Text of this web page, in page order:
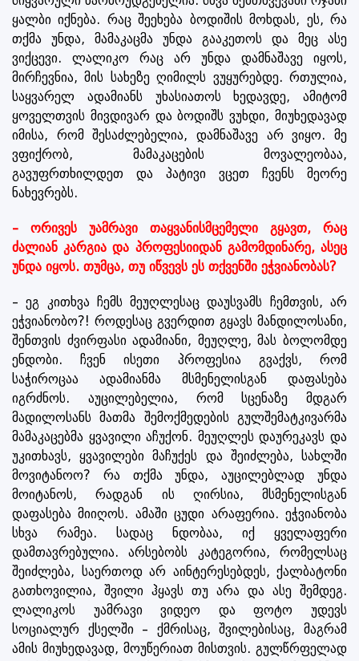
ყალბი იქნება. რაც შეეხება ბოდიშის მოხდას, ეს, რა
თქმა უნდა, მამაკაცმა უნდა გააკეთოს და მეც ასე
ვიქცევი. ლალიკო რაც არ უნდა დამნაშავე იყოს,
მირჩევნია, მის სახეზე ღიმილს ვუყურებდე. რთულია,
საყვარელ ადამიანს უხასიათოს ხედავდე, ამიტომ
ყოველთვის მივდივარ და ბოდიშს ვუხდი, მიუხედავად
იმისა, რომ შესაძლებელია, დამნაშავე არ ვიყო. მე
ვფიქრობ, მამაკაცების მოვალეობაა,
გავუფრთხილდეთ და პატივი ვცეთ ჩვენს მეორე
ნახევრებს.
– ორივეს უამრავი თაყვანისმცემელი გყავთ, რაც
ძალიან კარგია და პროფესიიდან გამომდინარე, ასეც
უნდა იყოს. თუმცა, თუ იწვევს ეს თქვენში ეჭვიანობას?
– ეგ კითხვა ჩემს მეუღლესაც დაუსვამს ჩემთვის, არ
ეჭვიანობო?! როდესაც გვერდით გყავს მანდილოსანი,
შენთვის ძვირფასი ადამიანი, მეუღლე, მას ბოლომდე
ენდობი. ჩვენ ისეთი პროფესია გვაქვს, რომ
საჭიროცაა ადამიანმა მსმენელისგან დაფასება
იგრძნოს. აუცილებელია, რომ სცენაზე მდგარ
მადილოსანს მათმა შემოქმედების გულშემატკივარმა
მამაკაცებმა ყვავილი აჩუქონ. მეუღლეს დაურეკავს და
უკითხავს, ყვავილები მაჩუქეს და შეიძლება, სახლში
მოვიტანოო? რა თქმა უნდა, აუცილებლად უნდა
მოიტანოს, რადგან ის ღირსია, მსმენელისგან
დაფასება მიიღოს. ამაში ცუდი არაფერია. ეჭვიანობა
სხვა რამეა. სადაც ნდობაა, იქ ყველაფერი
დამთავრებულია. არსებობს კატეგორია, რომელსაც
შეიძლება, საერთოდ არ აინტერესებდეს, ქალბატონი
გათხოვილია, შვილი ჰყავს თუ არა და ასე შემდეგ.
ლალიკოს უამრავი ვიდეო და ფოტო უდევს
სოციალურ ქსელში – ქმრისაც, შვილებისაც, მაგრამ
ამის მიუხედავად, მოუწერიათ მისთვის. გულწრფელად